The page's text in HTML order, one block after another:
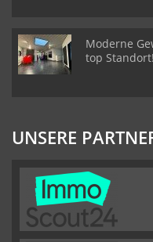
Moderne
top Standort!
UNSERE